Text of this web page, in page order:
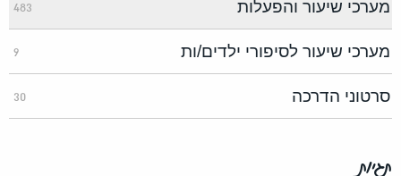
מערכי שיעור והפעלות 483
מערכי שיעור לסיפורי ילדים/ות 9
סרטוני הדרכה 30
תגיות